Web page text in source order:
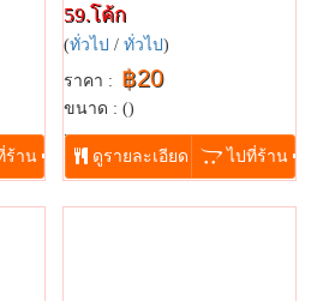
ร้าน
59.โค้ก
(ทั่วไป / ทั่วไป)
ราคา : ฿20
ขนาด : ()
...
ดูรายละเอียด ไปที่ร้าน